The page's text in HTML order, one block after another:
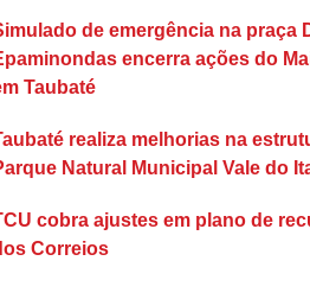
de emergência na praça
encerra ações do
Taubaté
realiza melhorias na
Natural Municipal Vale do
cobra ajustes em plano de
Correios